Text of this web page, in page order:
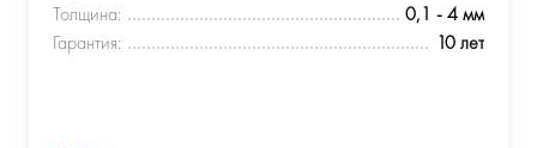
Толщина:
0,1 - 4 мм
Гарантия:
10 лет